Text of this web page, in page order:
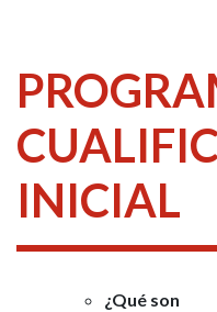
INICIAL
¿Qué son